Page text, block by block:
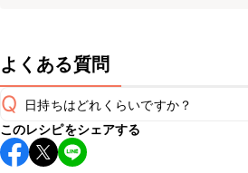
よくある質問
Q 日持ちはどれくらいですか？
こちらのレシピは出来たてをお召し上
すすめします。
このレシピをシェアする